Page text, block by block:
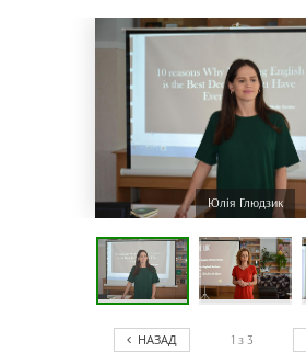
Юлія Глюдзик
НАЗАД 1 з 3